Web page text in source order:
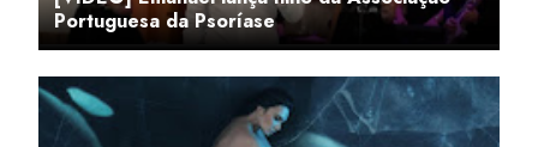
Portuguesa da Psoríase